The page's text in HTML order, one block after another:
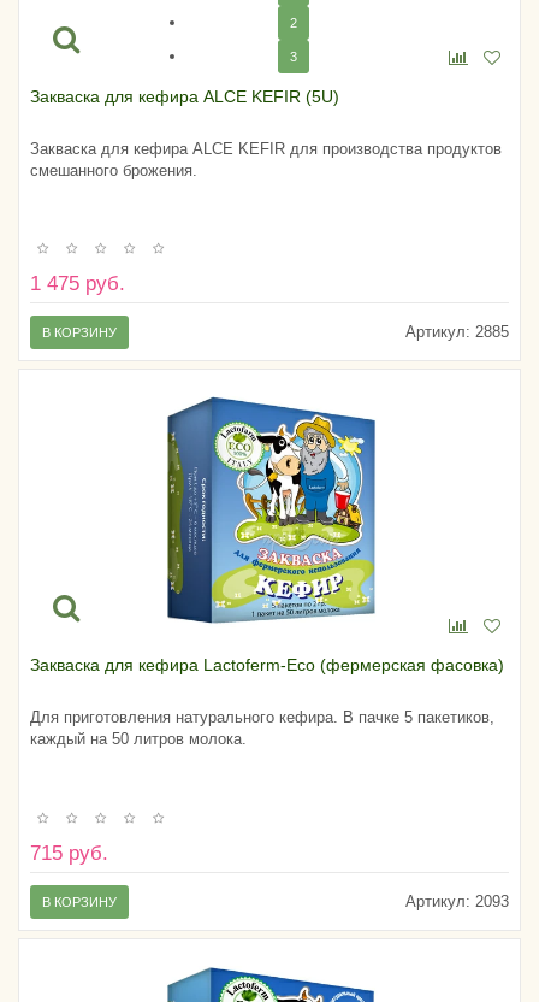
2
3
Закваска для кефира ALCE KEFIR (5U)
Закваска для кефира ALCE KEFIR для производства продуктов
смешанного брожения.
1 475 руб.
Артикул: 2885
В КОРЗИНУ
Закваска для кефира Lactoferm-Eco (фермерская фасовка)
Для приготовления натурального кефира. В пачке 5 пакетиков,
каждый на 50 литров молока.
715 руб.
Артикул: 2093
В КОРЗИНУ